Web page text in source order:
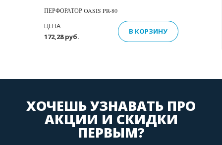
ПЕРФОРАТОР OASIS PR-80
172,28 руб.
ЦЕНА
В КОРЗИНУ
ХОЧЕШЬ УЗНАВАТЬ ПРО
АКЦИИ И СКИДКИ
ПЕРВЫМ?